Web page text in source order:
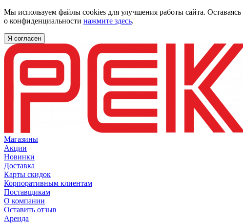
Мы используем файлы cookies для улучшения работы сайта.
о конфиденциальности нажмите здесь.
Я согласен
Магазины
Акции
Новинки
Доставка
Карты скидок
Корпоративным клиентам
Поставщикам
О компании
Оставить отзыв
Аренда